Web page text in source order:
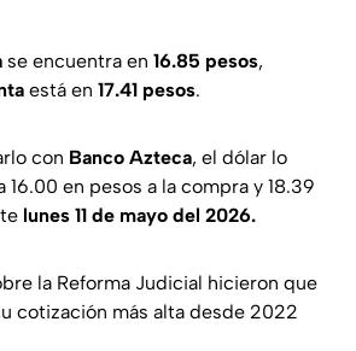
se encuentra en 16.85 pesos,
está en 17.41 pesos.
con Banco Azteca, el dólar lo
en pesos a la compra y 18.39
lunes 11 de mayo del 2026.
la Reforma Judicial hicieron que
cotización más alta desde 2022